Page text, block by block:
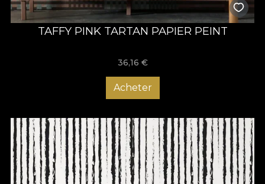
TAFFY PINK TARTAN PAPIER PEINT
36,16 €
Acheter